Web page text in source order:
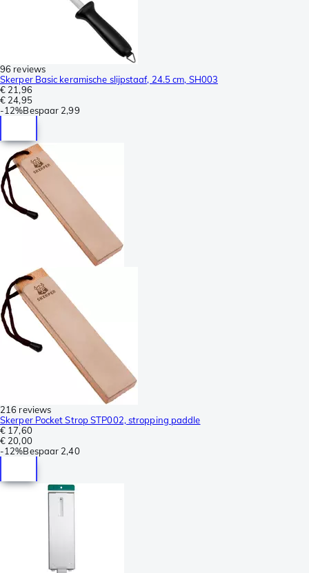
96 reviews
Skerper Basic keramische slijpstaaf, 24.5 cm, SH003
€ 21,96
€ 24,95
-12%Bespaar 2,99
216 reviews
Skerper Pocket Strop STP002, stropping paddle
€ 17,60
€ 20,00
-12%Bespaar 2,40